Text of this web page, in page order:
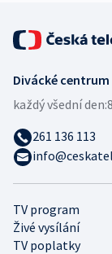
TV program
Živé vysílání
TV poplatky
Divácké centrum
každý všední den:
261 136 113